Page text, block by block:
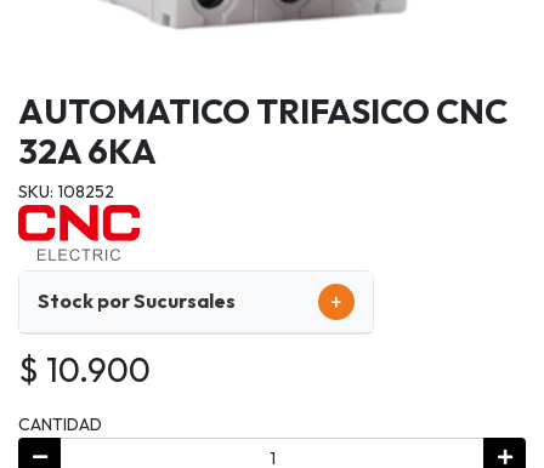
AUTOMATICO TRIFASICO CNC
32A 6KA
SKU: 108252
Stock por Sucursales +
$ 10.900
CANTIDAD